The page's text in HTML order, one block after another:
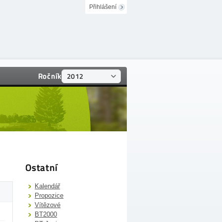
Přihlášení
Ročník
Ostatní
Kalendář
Propozice
Vítězové
BT2000